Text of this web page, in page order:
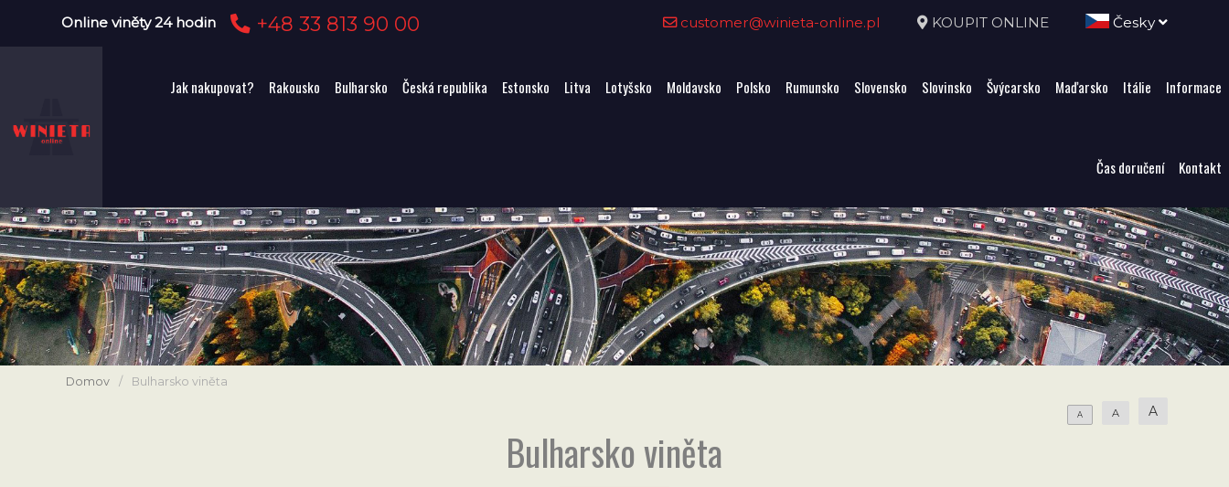
Online viněty 24 hodin +48 33 813 90 00 customer@winieta-online.pl KOUPIT ONLINE Česky
Jak nakupovat? Rakousko Bulharsko Česká republika Estonsko Litva Lotyšsko Moldavsko Polsko Rumunsko Slovensko Slovinsko Švýcarsko Maďarsko Itálie Informace
Čas doručení Kontakt
Domov / Bulharsko viněta
A A A
Bulharsko viněta